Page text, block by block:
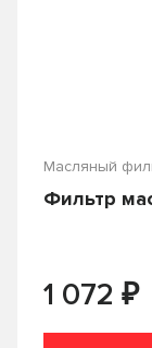
Масляный
Фильтр
1 072 ₽